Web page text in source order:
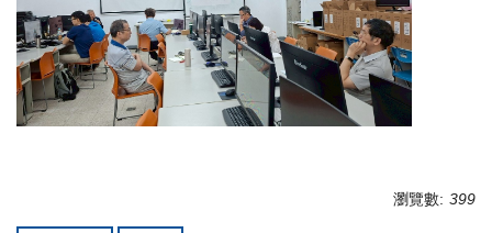
瀏覽數: 399